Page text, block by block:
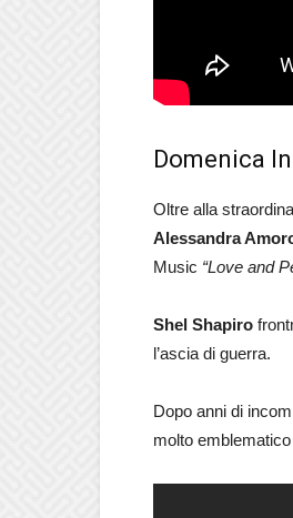
Domenica
Oltre alla
Alessandra
Music “Love and
Shel Shapiro
l’ascia di guerra.
Dopo anni di
molto